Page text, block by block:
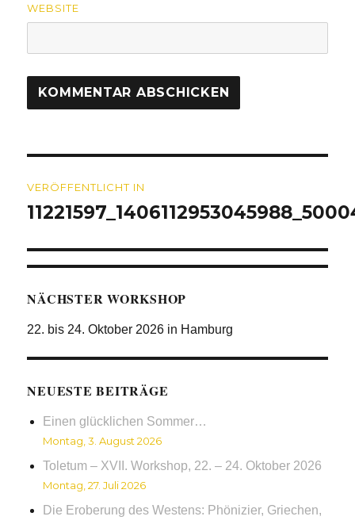
WEBSITE
VERÖFFENTLICHT IN
NÄCHSTER WORKSHOP
22. bis 24. Oktober 2026 in Hamburg
NEUESTE BEITRÄGE
Einen glücklichen Sommer…
Montag, 3. August 2026
Toletum – XVII. Workshop, 22. – 24. Oktober 2026
Montag, 27. Juli 2026
Die Eroberung des Westens: Phönizier, Griechen,